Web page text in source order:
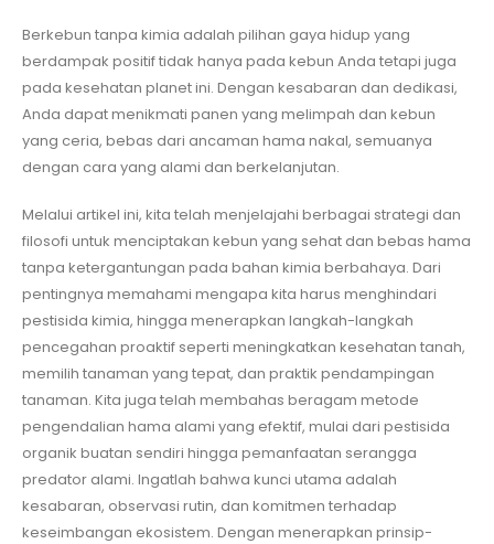
Berkebun tanpa kimia adalah pilihan gaya hidup yang
berdampak positif tidak hanya pada kebun Anda tetapi juga
pada kesehatan planet ini. Dengan kesabaran dan dedikasi,
Anda dapat menikmati panen yang melimpah dan kebun
yang ceria, bebas dari ancaman hama nakal, semuanya
dengan cara yang alami dan berkelanjutan.
Melalui artikel ini, kita telah menjelajahi berbagai strategi dan
filosofi untuk menciptakan kebun yang sehat dan bebas hama
tanpa ketergantungan pada bahan kimia berbahaya. Dari
pentingnya memahami mengapa kita harus menghindari
pestisida kimia, hingga menerapkan langkah-langkah
pencegahan proaktif seperti meningkatkan kesehatan tanah,
memilih tanaman yang tepat, dan praktik pendampingan
tanaman. Kita juga telah membahas beragam metode
pengendalian hama alami yang efektif, mulai dari pestisida
organik buatan sendiri hingga pemanfaatan serangga
predator alami. Ingatlah bahwa kunci utama adalah
kesabaran, observasi rutin, dan komitmen terhadap
keseimbangan ekosistem. Dengan menerapkan prinsip-